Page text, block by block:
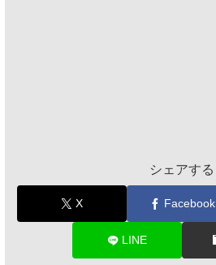
シェアする
X Facebook
LINE